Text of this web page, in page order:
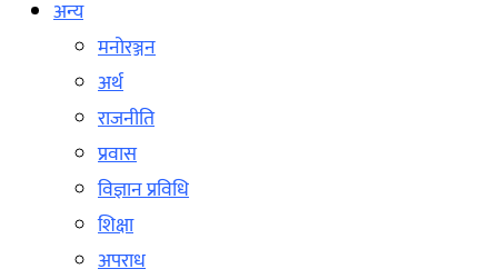
अन्य
मनोरञ्जन
अर्थ
राजनीति
प्रवास
विज्ञान प्रविधि
शिक्षा
अपराध